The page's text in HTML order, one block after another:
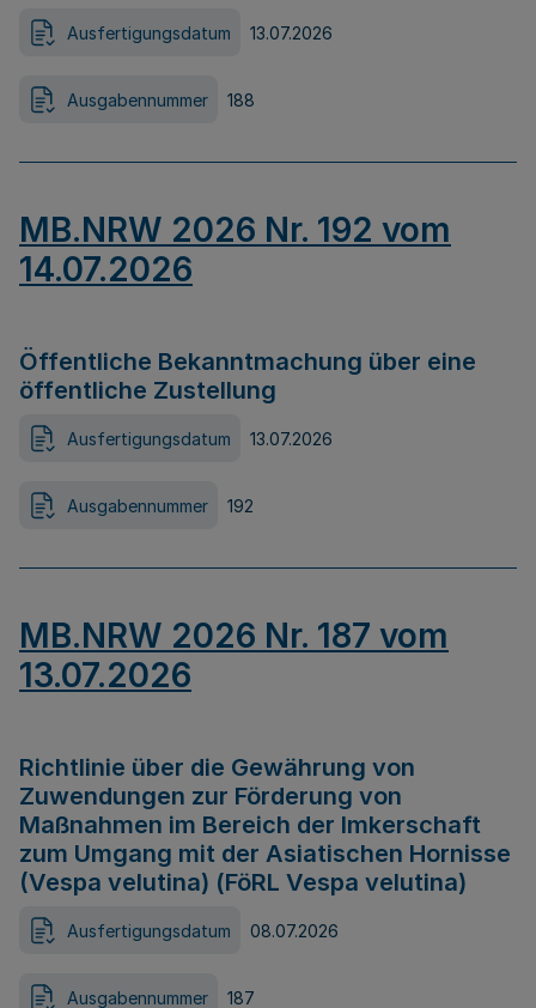
Ausfertigungsdatum 13.07.2026
Ausgabennummer 188
MB.NRW 2026 Nr. 192 vom
14.07.2026
Öffentliche Bekanntmachung über eine
öffentliche Zustellung
Ausfertigungsdatum 13.07.2026
Ausgabennummer 192
MB.NRW 2026 Nr. 187 vom
13.07.2026
Richtlinie über die Gewährung von
Zuwendungen zur Förderung von
Maßnahmen im Bereich der Imkerschaft
zum Umgang mit der Asiatischen Hornisse
(Vespa velutina) (FöRL Vespa velutina)
Ausfertigungsdatum 08.07.2026
Ausgabennummer 187